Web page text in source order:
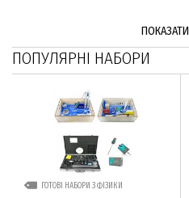
ПОПУЛЯРНІ НАБОРИ
ГОТОВІ НАБОРИ З ФІЗИКИ